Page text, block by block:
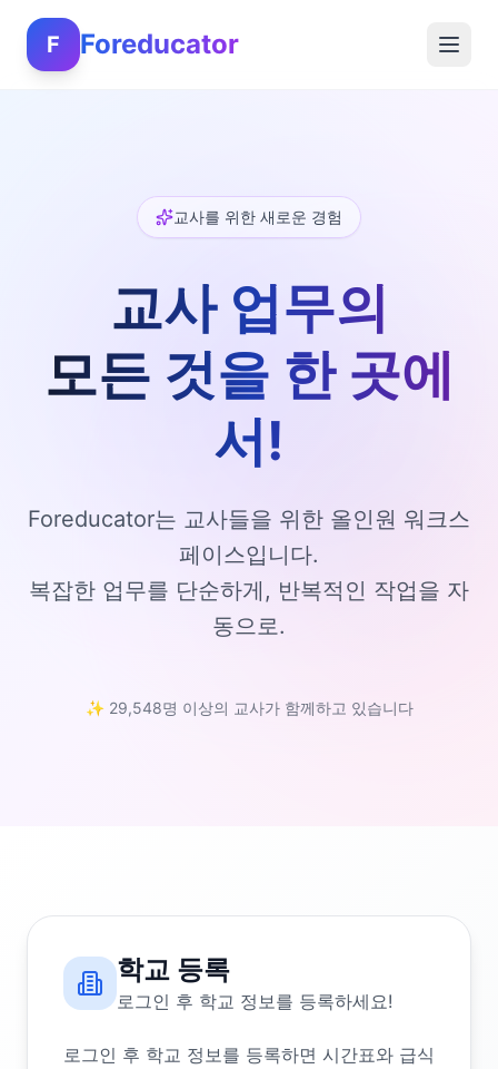
F Foreducator
교사를 위한 새로운 경험
교사 업무의
모든 것을 한 곳에
서!
Foreducator는 교사들을 위한 올인원 워크스
페이스입니다.
복잡한 업무를 단순하게, 반복적인 작업을 자
동으로.
✨ 29,548명 이상의 교사가 함께하고 있습니다
학교 등록
로그인 후 학교 정보를 등록하세요!
로그인 후 학교 정보를 등록하면 시간표와 급식